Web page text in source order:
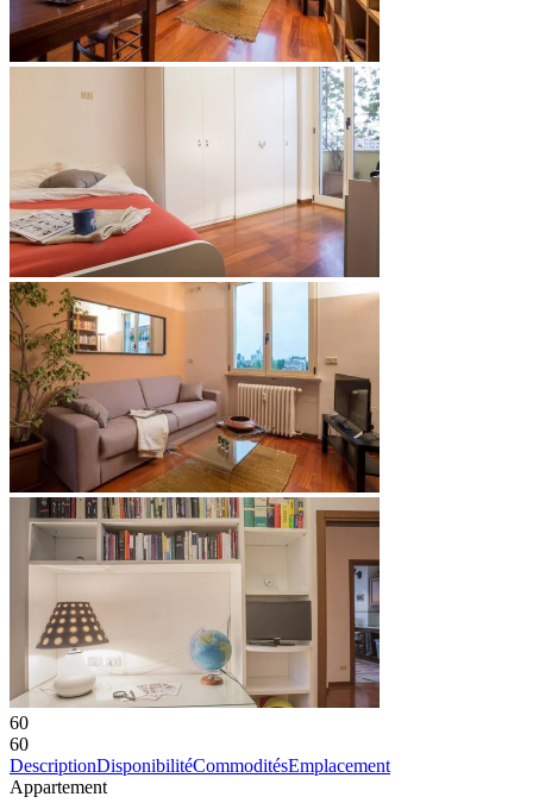
60
60
DescriptionDisponibilitéCommoditésEmplacement
Appartement